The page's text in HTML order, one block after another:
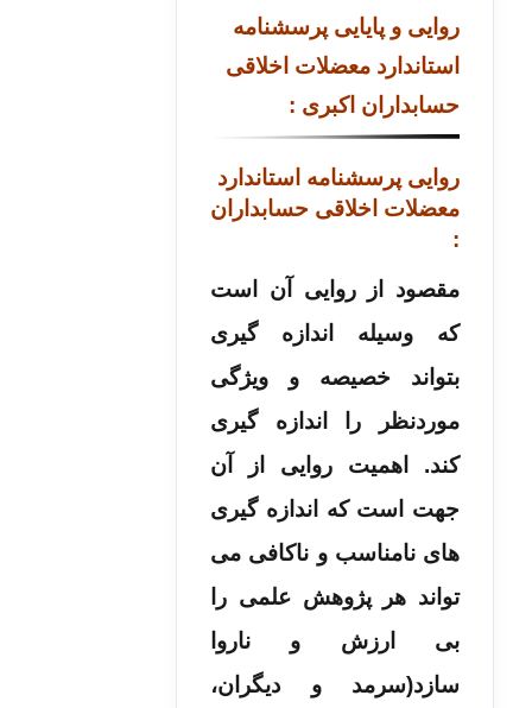
روایی و پایایی پرسشنامه
استاندارد معضلات اخلاقی
حسابداران اکبری :
روایی پرسشنامه استاندارد
معضلات اخلاقی حسابداران
:
مقصود از روایی آن است
که وسیله اندازه گیری
بتواند خصیصه و ویژگی
موردنظر را اندازه گیری
کند. اهمیت روایی از آن
جهت است که اندازه گیری
های نامناسب و ناکافی می
تواند هر پژوهش علمی را
بی ارزش و ناروا
سازد(سرمد و دیگران،